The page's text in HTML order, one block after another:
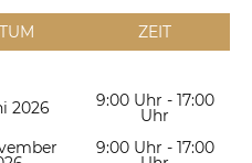
ZEIT
2026 9:00 Uhr - 17:00
Uhr
9:00 Uhr - 17:00